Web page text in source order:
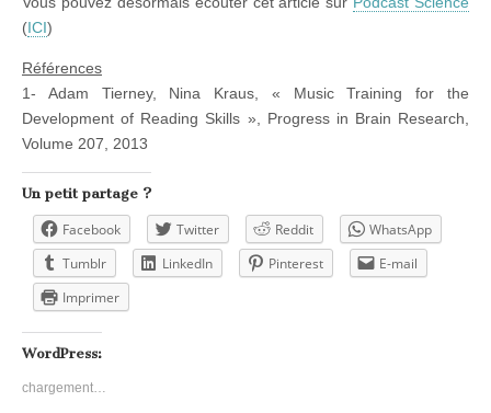
(ICI)
Références
1- Adam Tierney, Nina Kraus, « Music Training for the
Development of Reading Skills », Progress in Brain Research,
Volume 207, 2013
Un petit partage ?
Facebook Twitter Reddit
WhatsApp
Tumblr
LinkedIn Pinterest
E-mail
Imprimer
WordPress:
chargement…